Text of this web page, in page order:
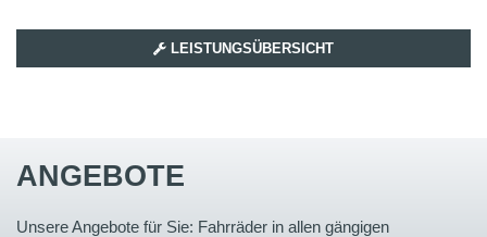
LEISTUNGSÜBERSICHT
ANGEBOTE
Unsere Angebote für Sie: Fahrräder in allen gängigen